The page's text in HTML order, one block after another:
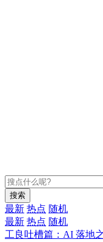
搜索
最新 热点 随机
最新 热点 随机
工良吐槽篇：AI 落地